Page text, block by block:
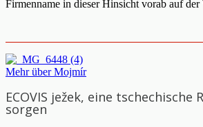
Firmenname in dieser Hinsicht vorab auf
Mehr über Mojmír
ECOVIS ježek, eine
sorgen